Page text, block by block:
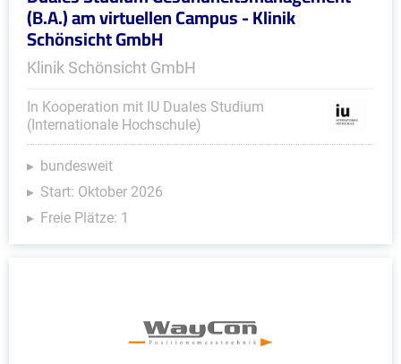
(B.A.) am virtuellen Campus - Klinik
Schönsicht GmbH
Klinik Schönsicht GmbH
In Kooperation mit IU Duales Studium
(Internationale Hochschule)
bundesweit
Start: Oktober 2026
Freie Plätze: 1